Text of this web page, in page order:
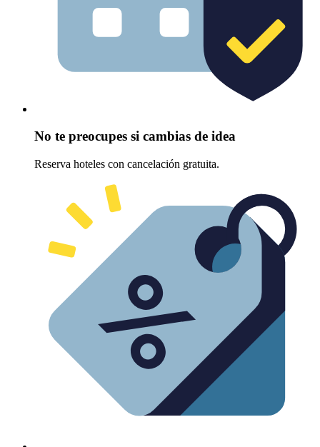
No te preocupes si cambias de idea
Reserva hoteles con cancelación gratuita.